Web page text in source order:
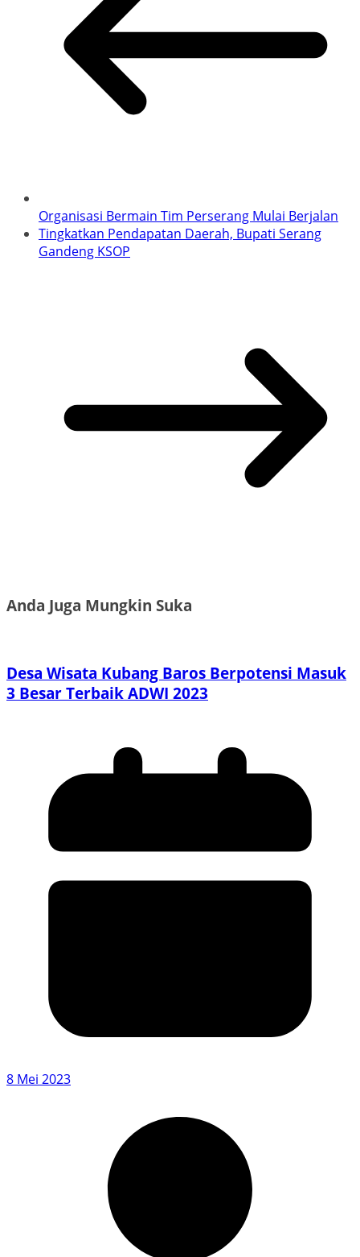
Organisasi Bermain Tim Perserang Mulai Berjalan
Tingkatkan Pendapatan Daerah, Bupati Serang
Gandeng KSOP
Anda Juga Mungkin Suka
Desa Wisata Kubang Baros Berpotensi Masuk
3 Besar Terbaik ADWI 2023
8 Mei 2023